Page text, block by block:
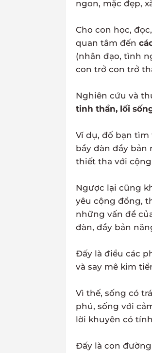
ngon, mặc đẹp,
Cho con học,
quan tâm đến
(nhân đạo, tình
con trở con trở
Nghiên cứu và
tinh thần, lối
Ví dụ, đố bạn
bầy đàn đầy bản
thiết tha với
Ngược lại cũng
yêu cộng đồng,
những vấn đề
đàn, đầy bản
Đấy là điều các
và say mê kim
Vì thế, sống có
phú, sống với
lời khuyên có
Đấy là con